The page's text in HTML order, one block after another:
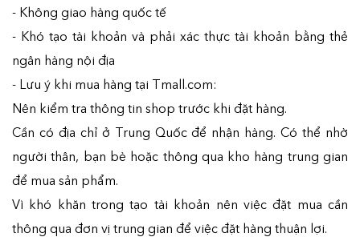
- Không giao hàng quốc tế
- Khó tạo tài khoản và phải xác thực tài khoản bằng thẻ
ngân hàng nội địa
- Lưu ý khi mua hàng tại Tmall.com:
Nên kiểm tra thông tin shop trước khi đặt hàng.
Cần có địa chỉ ở Trung Quốc để nhận hàng. Có thể nhờ
người thân, bạn bè hoặc thông qua kho hàng trung gian
để mua sản phẩm.
Vì khó khăn trong tạo tài khoản nên việc đặt mua cần
thông qua đơn vị trung gian để việc đặt hàng thuận lợi.